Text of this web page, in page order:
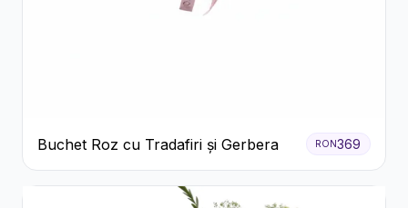
Buchet Roz cu Tradafiri și Gerbera RON369